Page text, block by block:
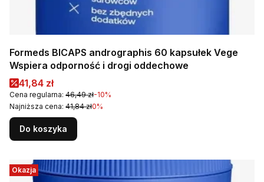
Formeds BICAPS andrographis 60 kapsułek Vege
Wspiera odporność i drogi oddechowe
Cena promocyjna
41,84 zł
Cena regularna: 46,49 zł-10%
Najniższa cena: 41,84 zł0%
Do koszyka
Okazja